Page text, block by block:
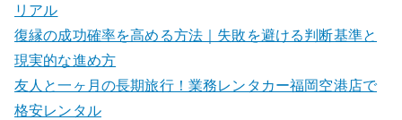
リアル
復縁の成功確率を高める方法｜失敗を避ける判断基準と
現実的な進め方
友人と一ヶ月の長期旅行！業務レンタカー福岡空港店で
格安レンタル